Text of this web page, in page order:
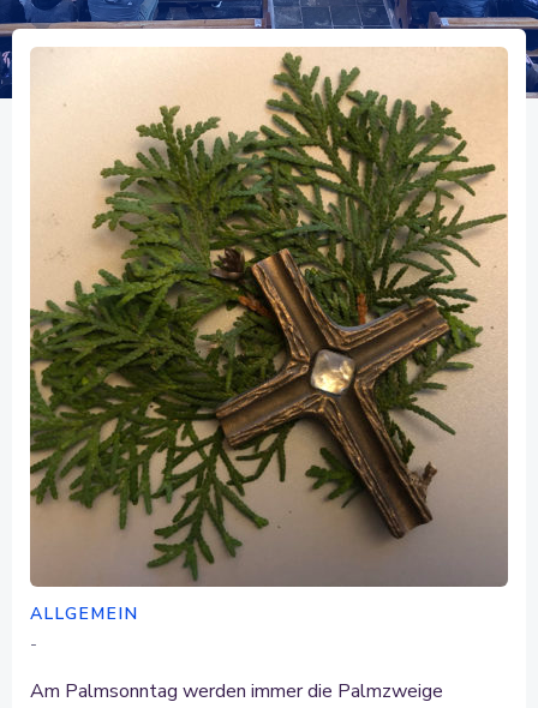
ALLGEMEIN
-
Am Palmsonntag werden immer die Palmzweige